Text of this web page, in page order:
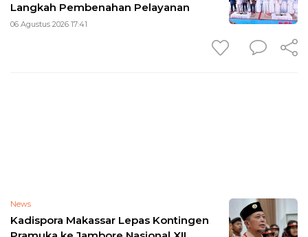
Langkah Pembenahan Pelayanan
06 Agustus 2026 17:41
News
Kadispora Makassar Lepas Kontingen